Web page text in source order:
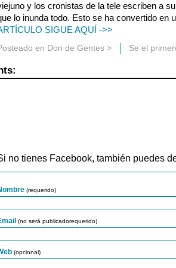
y los cronistas de la tele escriben a
lo inunda todo. Esto se ha convertido en
SIGUE AQUÍ ->>
en Don de Gentes > Se el
no tienes Facebook, también puedes
(requerido)
(no será publicadorequerido)
(opcional)